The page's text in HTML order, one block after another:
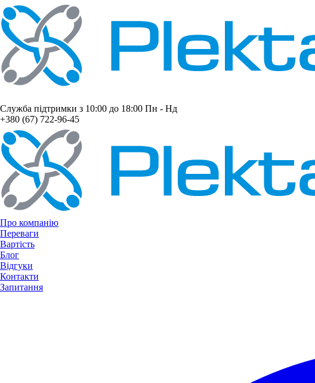
Служба підтримки з 10:00 до 18:00 Пн - Нд
+380 (67) 722-96-45
Про компанію
Переваги
Вартість
Блог
Відгуки
Контакти
Запитання